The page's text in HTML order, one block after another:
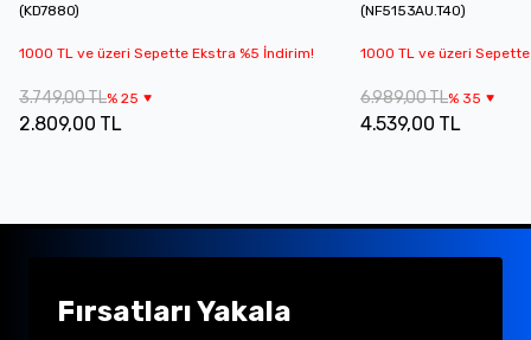
(KD7880)
1000 TL ve üzeri Sepette Ekstra %5 İndirim!
3.749,00 TL% 25
2.809,00 TL
(NF5153AU.T40)
1000 TL ve üzeri
6.989,00 TL% 35
4.539,00 TL
Fırsatları Yakala